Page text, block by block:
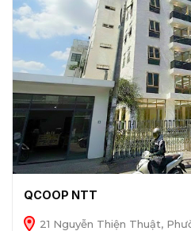
QCOOP NTT
21 Nguyễn Thiện Thuật,